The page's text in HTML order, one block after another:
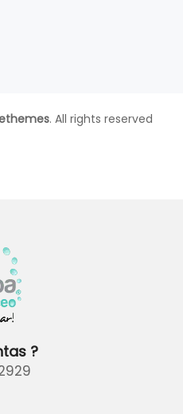
. All rights reserved
?